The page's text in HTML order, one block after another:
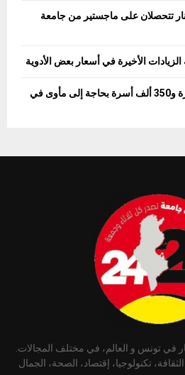
تتحصلان على ماجستير من جامعة
الأخيرة في أسعار بعض الأدوية
410 آلاف وحدة سكنية مدمرة و350 ألف أسرة بحاجة إلى مأوى في
الأخبار في تونس و العالم، في مختلف المجالات.
تكنولوجيا، إقتصاد، الصحة، الجمال